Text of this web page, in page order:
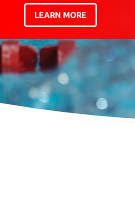
LEARN MORE